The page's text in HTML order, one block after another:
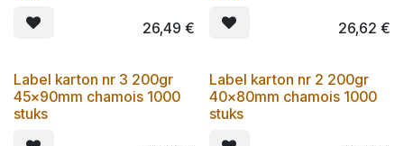
26,49 € 26,62 €
Label karton nr 3 200gr
45x90mm chamois 1000
stuks
Label karton nr 2 200gr
40x80mm chamois 1000
stuks